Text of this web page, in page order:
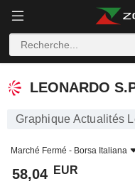
LEONARDO S.P.A.
LEONARDO
Graphique Actualités
Marché Fermé - Borsa Italiana
58,04 EUR